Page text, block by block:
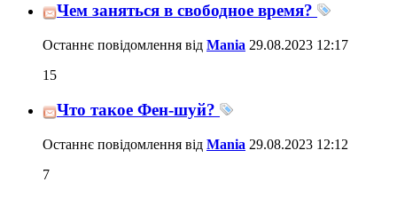
Чем заняться в свободное время?
Останнє повідомлення від Mania 29.08.2023 12:17
15
Что такое Фен-шуй?
Останнє повідомлення від Mania 29.08.2023 12:12
7